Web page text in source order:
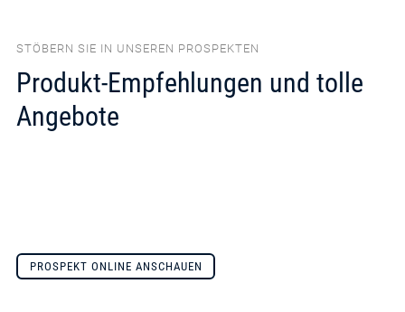
STÖBERN SIE IN UNSEREN PROSPEKTEN
Produkt-Empfehlungen und tolle
Angebote
PROSPEKT ONLINE ANSCHAUEN